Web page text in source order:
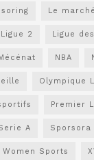
Le
Ligue 2 Ligue
Mécénat NBA
Olympique
Premier
A Sporsora
Women Sports